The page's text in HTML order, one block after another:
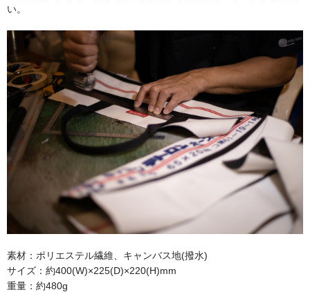
キャタリティクコンバスター（触媒）
薪割り用品
斧
い。
素材：ポリエステル繊維、キャンバス地(撥水)
サイズ：約400(W)×225(D)×220(H)mm
重量：約480g